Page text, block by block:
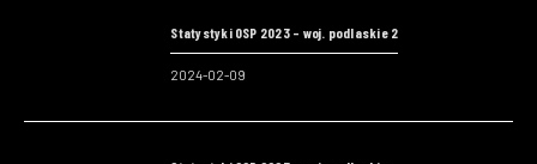
Statystyki OSP 2023 – woj. podlaskie 2
2024-02-09